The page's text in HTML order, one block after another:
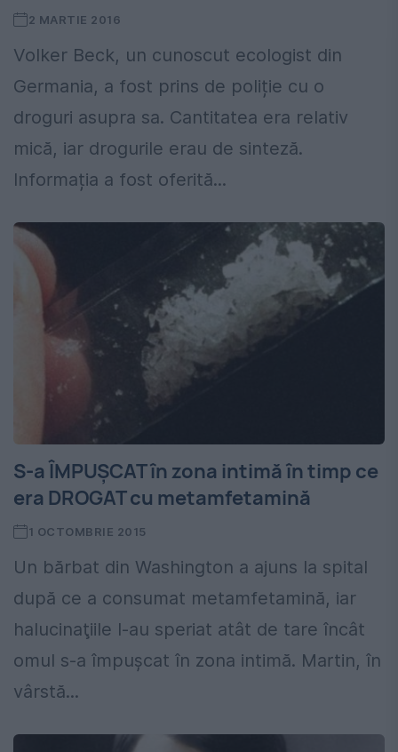
2 MARTIE 2016
Volker Beck, un cunoscut ecologist din
Germania, a fost prins de poliție cu o
droguri asupra sa. Cantitatea era relativ
mică, iar drogurile erau de sinteză.
Informația a fost oferită...
S-a ÎMPUŞCAT în zona intimă în timp ce
era DROGAT cu metamfetamină
1 OCTOMBRIE 2015
Un bărbat din Washington a ajuns la spital
după ce a consumat metamfetamină, iar
halucinaţiile l-au speriat atât de tare încât
omul s-a împuşcat în zona intimă. Martin, în
vârstă...